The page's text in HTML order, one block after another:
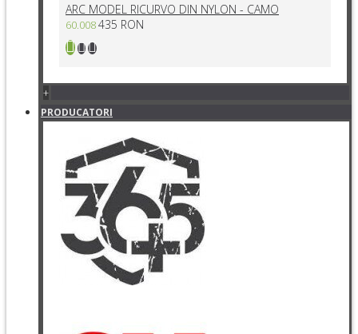
ARC MODEL RICURVO DIN NYLON - CAMO
60.008435 RON
+
PRODUCATORI